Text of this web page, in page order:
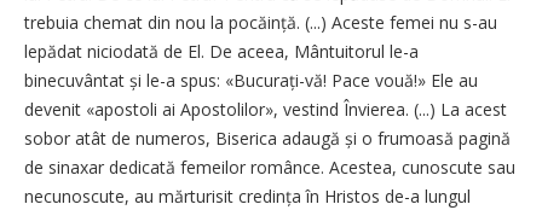
trebuia chemat din nou la pocăință. (...) Aceste femei nu s-au
lepădat niciodată de El. De aceea, Mântuitorul le-a
binecuvântat și le-a spus: «Bucu­rați-vă! Pace vouă!» Ele au
devenit «apostoli ai Apostolilor», vestind Învierea. (...) La acest
sobor atât de numeros, Biserica adaugă și o frumoasă pagină
de sinaxar dedicată femeilor românce. Acestea, cunoscute sau
necunoscute, au mărturisit credința în Hristos de-a lungul